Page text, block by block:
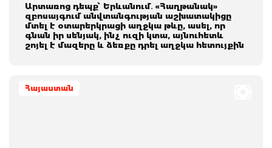
Արտառոց դեպք՝ Երևանում․ «Հաղթանակ»
զբոսայգում անվտանգության աշխատակիցը
մտել է օտարերկրացի աղջկա թևը, ասել, որ
գնան իր սենյակ, ինչ ուզի կտա, այնուհետև
շոյել է մազերը և ձեռքը դրել աղջկա հետույքին
Հայաստան